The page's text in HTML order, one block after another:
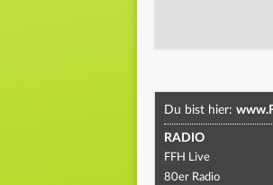
Du bist hier:
RADIO
FFH Live
80er Radio